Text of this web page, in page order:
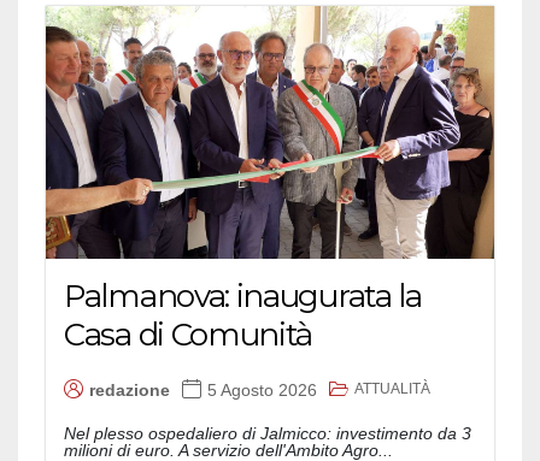
Palmanova: inaugurata la
Casa di Comunità
redazione 5 Agosto 2026 ATTUALITÀ
Nel plesso ospedaliero di Jalmicco: investimento da 3
milioni di euro. A servizio dell'Ambito Agro...